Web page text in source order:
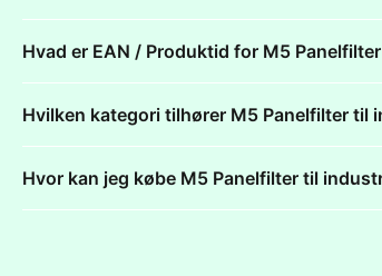
Hvad er EAN / Produktid for M5
Hvilken kategori tilhører M5 Panelfilter
Hvor kan jeg købe M5 Panelfilter til